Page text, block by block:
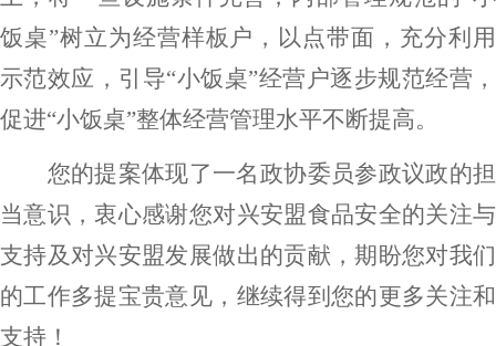
饭桌”树立为经营样板户，以点带面，充分利用
示范效应，引导“小饭桌”经营户逐步规范经营，
促进“小饭桌”整体经营管理水平不断提高。
您的提案体现了一名政协委员参政议政的担
当意识，衷心感谢您对兴安盟食品安全的关注与
支持及对兴安盟发展做出的贡献 ，期盼您对我们
的工作多提宝贵意见，继续得到您的更多关注和
支持！